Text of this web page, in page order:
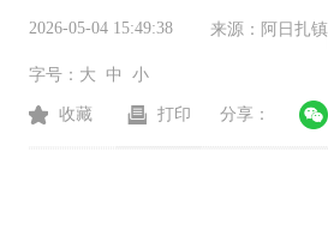
2026-05-04 15:49:38 来源： 阿日扎镇
字号： 大 中 小
收藏 打印 分享：